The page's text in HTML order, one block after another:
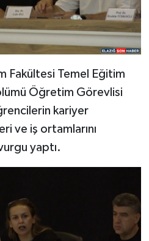
Fakültesi Temel Eğitim
Öğretim Görevlisi
kariyer
ve iş ortamlarını
yaptı.